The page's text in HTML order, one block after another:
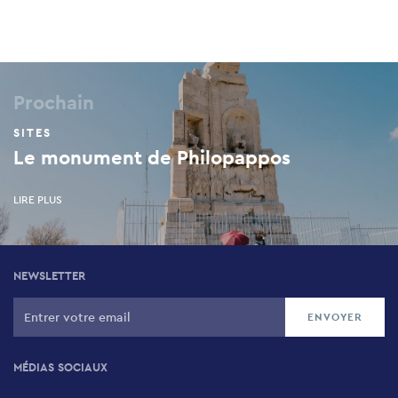
Prochain
SITES
Le monument de Philopappos
LIRE PLUS
NEWSLETTER
MÉDIAS SOCIAUX